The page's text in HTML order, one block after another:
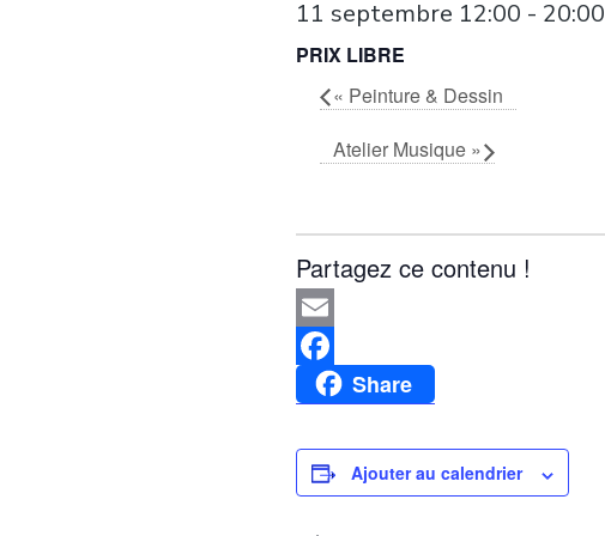
11 septembre 12:00 - 20:00
PRIX LIBRE
« Peinture & Dessin
Atelier Musique »
Partagez ce contenu !
Email
Facebook
Share
Ajouter au calendrier